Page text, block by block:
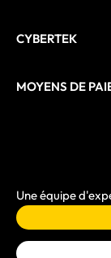
CYBERTEK
MOYENS DE
Une équipe